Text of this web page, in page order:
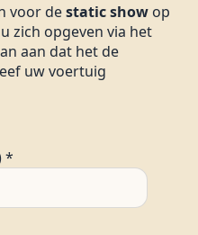
voor destatic show op
zich opgeven via het
aan dat het de
uw voertuig
*